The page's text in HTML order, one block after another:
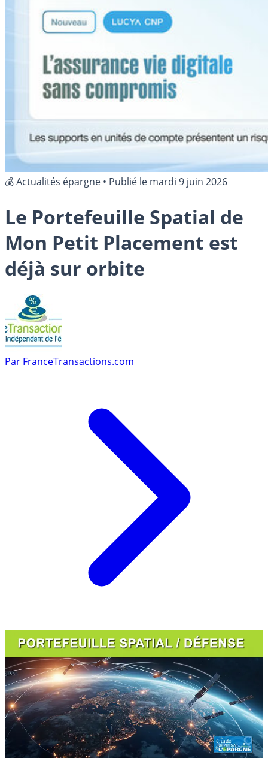
💰 Actualités épargne • Publié le mardi 9 juin 2026
Le Portefeuille Spatial de
Mon Petit Placement est
déjà sur orbite
Par FranceTransactions.com